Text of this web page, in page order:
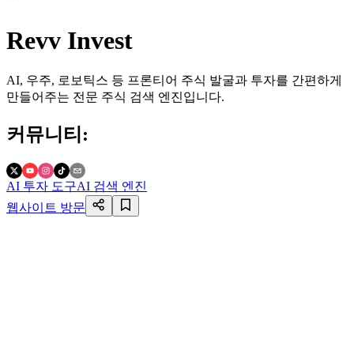
Revv Invest
AI, 우주, 로보틱스 등 프론티어 주식 발굴과 투자를 간편하게
만들어주는 전문 주식 검색 엔진입니다.
커뮤니티 :
AI 투자 도구AI 검색 엔진
웹사이트 방문